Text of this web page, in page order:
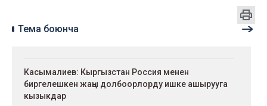
Тема боюнча
Касымалиев: Кыргызстан Россия менен
биргелешкен жаңы долбоорлорду ишке ашырууга
кызыкдар